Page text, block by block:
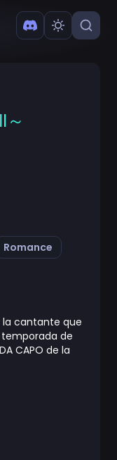
Romance
la cantante que
de
CAPO de la